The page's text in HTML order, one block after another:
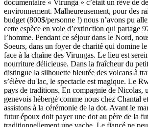
documentaire « Virunga » c’était un rêve de
environnement. Malheureusement, pour des
budget (800$/personne !) nous n’avons pu
cette espèce en voie d’extinction qui partage
l’homme. Pendant ce séjour dans le Nord,
Soeurs, dans un foyer de charité qui domine
face à la chaîne des Virungas. Le lieu est
nourriture délicieuse. Dans la fraîcheur du
distingue la silhouette bleutée des volcans à
s’élève du lac, le spectacle est magique. Le
pays de traditions. En compagnie de Nicolas,
genevois hébergé comme nous chez Chantal
assistons à la cérémonie de la dot. Avant le
futur époux doit payer une dot au père de la
traditionnellement une vache. Le fiancé ne